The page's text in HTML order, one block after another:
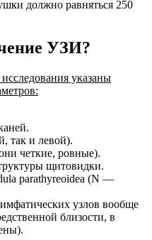
должно равняться 250
УЗИ?
указаны
так и левой).
четкие, ровные).
щитовидки.
parathyreoidea (N —
узлов вообще
близости, в